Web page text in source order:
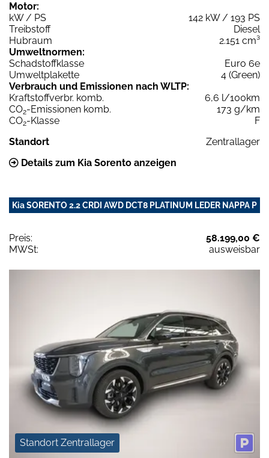
Motor:
kW / PS
142 kW / 193 PS
Treibstoff
Diesel
Hubraum
2.151 cm³
Umweltnormen:
Schadstoffklasse
Euro 6e
Umweltplakette
4 (Green)
Verbrauch und Emissionen nach WLTP:
Kraftstoffverbr. komb.
6,6 l/100km
CO2-Emissionen komb.
173 g/km
CO2-Klasse
F
Standort
Zentrallager
Details zum Kia Sorento anzeigen
Kia SORENTO 2.2 CRDI AWD DCT8 PLATINUM LEDER NAPPA P
Preis:
58.199,00 €
MWSt:
ausweisbar
Standort Zentrallager